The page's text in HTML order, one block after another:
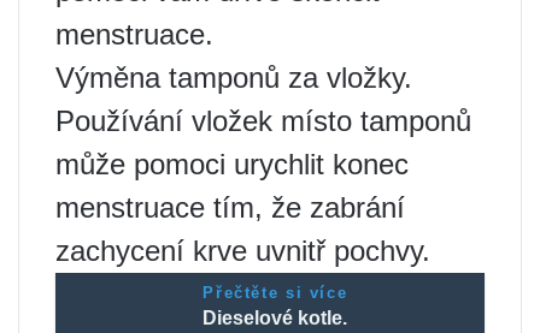
menstruace.
Výměna tamponů za vložky.
Používání vložek místo tamponů
může pomoci urychlit konec
menstruace tím, že zabrání
zachycení krve uvnitř pochvy.
Přečtěte si více
Dieselové kotle.